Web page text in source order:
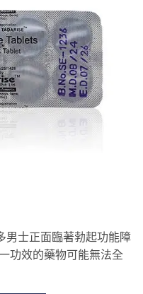
男士正面臨著勃起功能障
功效的藥物可能無法全